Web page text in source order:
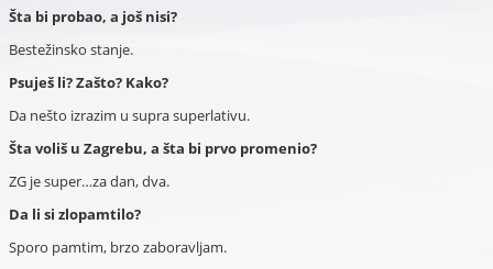
Šta bi probao, a još nisi?
Bestežinsko stanje.
Psuješ li? Zašto? Kako?
Da nešto izrazim u supra superlativu.
Šta voliš u Zagrebu, a šta bi prvo promenio?
ZG je super…za dan, dva.
Da li si zlopamtilo?
Sporo pamtim, brzo zaboravljam.